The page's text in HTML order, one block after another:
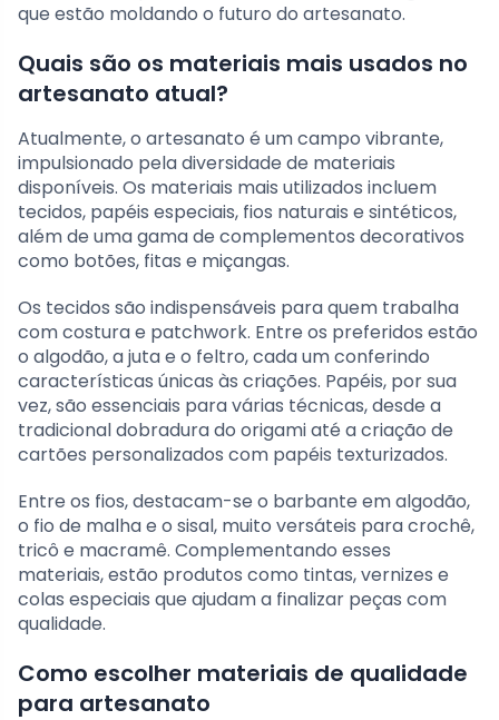
que estão moldando o futuro do artesanato.
Quais são os materiais mais usados no
artesanato atual?
Atualmente, o artesanato é um campo vibrante,
impulsionado pela diversidade de materiais
disponíveis. Os materiais mais utilizados incluem
tecidos, papéis especiais, fios naturais e sintéticos,
além de uma gama de complementos decorativos
como botões, fitas e miçangas.
Os tecidos são indispensáveis para quem trabalha
com costura e patchwork. Entre os preferidos estão
o algodão, a juta e o feltro, cada um conferindo
características únicas às criações. Papéis, por sua
vez, são essenciais para várias técnicas, desde a
tradicional dobradura do origami até a criação de
cartões personalizados com papéis texturizados.
Entre os fios, destacam-se o barbante em algodão,
o fio de malha e o sisal, muito versáteis para crochê,
tricô e macramê. Complementando esses
materiais, estão produtos como tintas, vernizes e
colas especiais que ajudam a finalizar peças com
qualidade.
Como escolher materiais de qualidade
para artesanato